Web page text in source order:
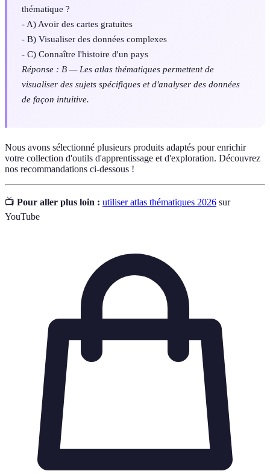
thématique ?
- A) Avoir des cartes gratuites
- B) Visualiser des données complexes
- C) Connaître l'histoire d'un pays
Réponse : B — Les atlas thématiques permettent de
visualiser des sujets spécifiques et d'analyser des données
de façon intuitive.
Nous avons sélectionné plusieurs produits adaptés pour enrichir
votre collection d'outils d'apprentissage et d'exploration. Découvrez
nos recommandations ci-dessous !
📺 Pour aller plus loin : utiliser atlas thématiques 2026 sur
YouTube